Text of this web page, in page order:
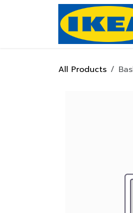
Skip to Content
All Products